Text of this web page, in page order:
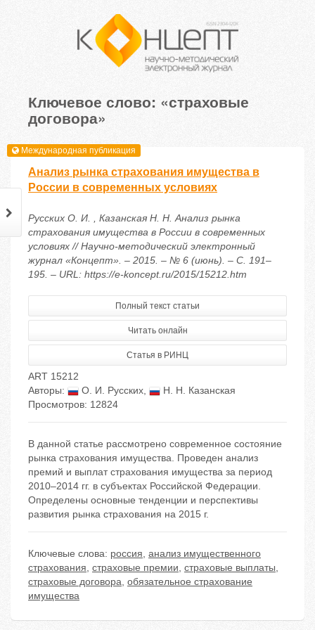
Ключевое слово: «страховые
договора»
Международная публикация
Анализ рынка страхования имущества в
России в современных условиях
Русских О. И. , Казанская Н. Н. Анализ рынка
страхования имущества в России в современных
условиях // Научно-методический электронный
журнал «Концепт». – 2015. – № 6 (июнь). – С. 191–
195. – URL: https://e-koncept.ru/2015/15212.htm
Полный текст статьи
Читать онлайн
Статья в РИНЦ
ART 15212
Авторы:
О. И. Русских,
Н. Н. Казанская
Просмотров: 12824
В данной статье рассмотрено современное состояние
рынка страхования имущества. Проведен анализ
премий и выплат страхования имущества за период
2010–2014 гг. в субъектах Российской Федерации.
Определены основные тенденции и перспективы
развития рынка страхования на 2015 г.
Ключевые слова: россия, анализ имущественного
страхования, страховые премии, страховые выплаты,
страховые договора, обязательное страхование
имущества